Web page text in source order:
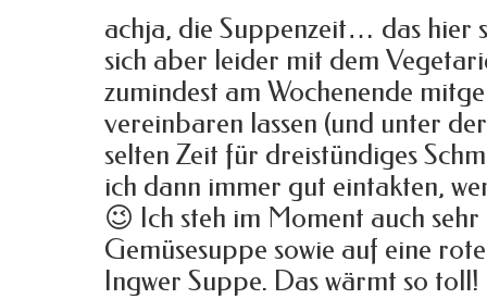
achja, die Suppenzeit… das hier
sich aber leider mit dem
zumindest am Wochenende
vereinbaren lassen (und unter
selten Zeit für dreistündiges
ich dann immer gut eintakten,
😉 Ich steh im Moment auch sehr
Gemüsesuppe sowie auf eine
Ingwer Suppe. Das wärmt so toll!